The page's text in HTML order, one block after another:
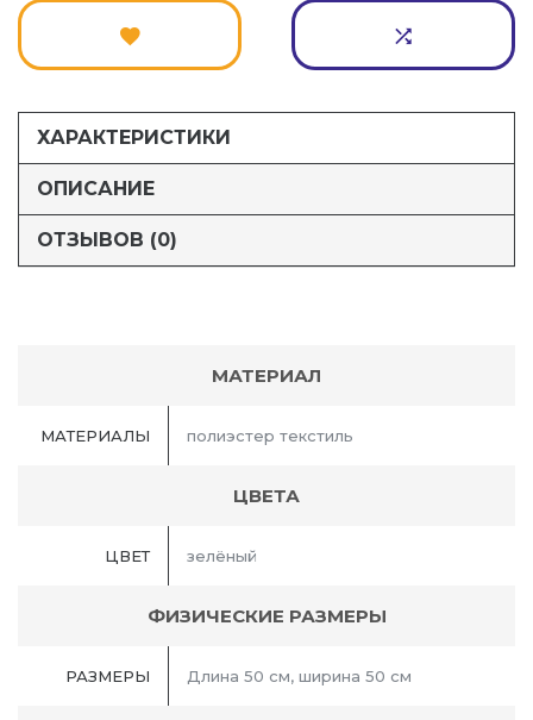
ХАРАКТЕРИСТИКИ
ОПИСАНИЕ
ОТЗЫВОВ (0)
МАТЕРИАЛ
МАТЕРИАЛЫ полиэстер текстиль
ЦВЕТА
ЦВЕТ зелёный
ФИЗИЧЕСКИЕ РАЗМЕРЫ
РАЗМЕРЫ Длина 50 см, ширина 50 см